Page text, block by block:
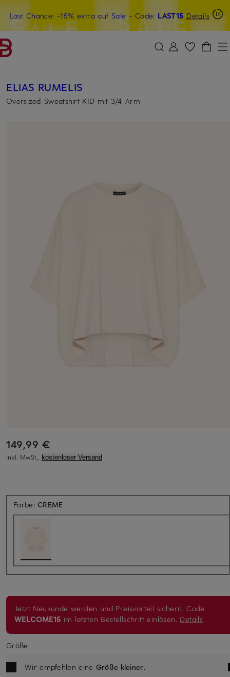
ZUM HAUPTINHALT ÜBERSPRINGEN ZUM SUCHFELD ÜBERSPRINGEN
Last Chance: -15% extra auf Sale- Code: LAST15 Details
20€-Willkommensgutschein mit Beyond sichern
ELIAS RUMELIS
Oversized-Sweatshirt KID mit 3/4-Arm
149,99 €
inkl. MwSt., kostenloser Versand
Farbe:CREME
Jetzt Neukunde werden und Preisvorteil sichern. Code
WELCOME15 im letzten Bestellschritt einlösen. Details
Größe
Wir empfehlen eine Größe kleiner.